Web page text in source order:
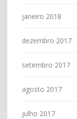
janeiro 2018
dezembro 2017
setembro 2017
agosto 2017
julho 2017